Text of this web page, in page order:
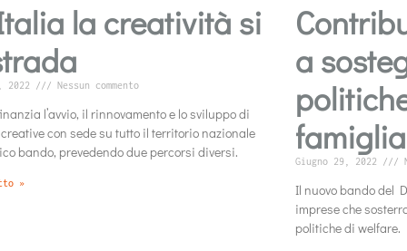
la creatività si
2022 Nessun commento
l’avvio, il rinnovamento e lo sviluppo di
con sede su tutto il territorio nazionale
bando, prevedendo due percorsi diversi.
»
a
famiglia
Giugno 29, 2022
Il nuovo bando del
imprese che
politiche di welfare.